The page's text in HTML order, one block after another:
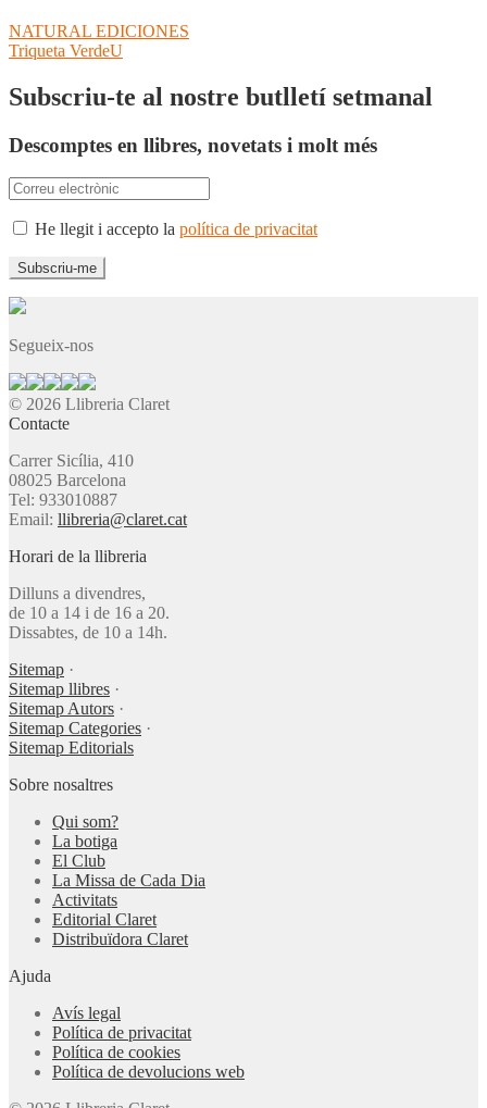
Navegació
d'entrades
Entrada
anterior:
NATURAL EDICIONES
Pròxima
Triqueta VerdeU
Subscriu-te al nostre butlletí setmanal
Descomptes en llibres, novetats i molt més
He llegit i accepto la política de privacitat
Segueix-nos
© 2026 Llibreria Claret
Contacte
Carrer Sicília, 410
08025 Barcelona
Tel: 933010887
Email: llibreria@claret.cat
Horari de la llibreria
Dilluns a divendres,
de 10 a 14 i de 16 a 20.
Dissabtes, de 10 a 14h.
Sitemap ·
Sitemap llibres ·
Sitemap Autors ·
Sitemap Categories ·
Sitemap Editorials
Sobre nosaltres
Qui som?
La botiga
El Club
La Missa de Cada Dia
Activitats
Editorial Claret
Distribuïdora Claret
Ajuda
Avís legal
Política de privacitat
Política de cookies
Política de devolucions web